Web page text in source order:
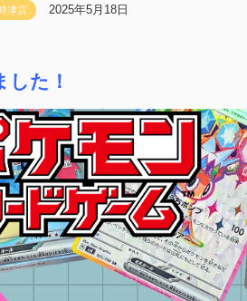
津店 2025年5月18日
した！